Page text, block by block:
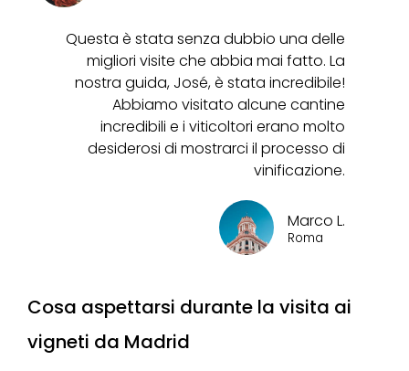
Questa è stata senza dubbio una delle
migliori visite che abbia mai fatto. La
nostra guida, José, è stata incredibile!
Abbiamo visitato alcune cantine
incredibili e i viticoltori erano molto
desiderosi di mostrarci il processo di
vinificazione.
Marco L.
Roma
Cosa aspettarsi durante la visita ai
vigneti da Madrid